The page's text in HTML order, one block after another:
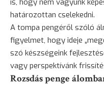
is, hogy nem vagyunk
határozottan cselekedni.
A tompa pengéről szóló
figyelmet, hogy ideje
szó készségeink
vagy perspektívánk
Rozsdás penge